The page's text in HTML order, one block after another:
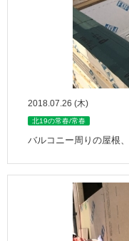
2018.07.26 (木)
北19の常春/常春
バルコニー周りの屋根